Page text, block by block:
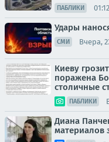
ПАБЛИКИ 01:12
Удары
СМИ Вчера,
Киеву
поражена
столичные
ПАБЛИКИ
Диана
материалов